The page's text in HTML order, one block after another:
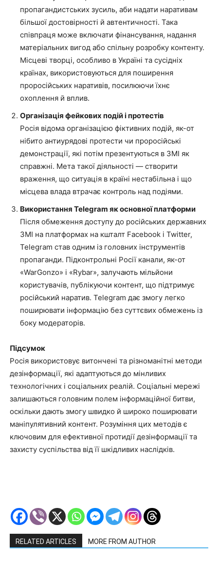
пропагандистських зусиль, аби надати наративам
більшої достовірності й автентичності. Така
співпраця може включати фінансування, надання
матеріальних вигод або спільну розробку контенту.
Місцеві творці, особливо в Україні та сусідніх
країнах, використовуються для поширення
проросійських наративів, посилюючи їхнє
охоплення й вплив.
Організація фейкових подій і протестів
Росія відома організацією фіктивних подій, як-от
нібито антиурядові протести чи проросійські
демонстрації, які потім презентуються в ЗМІ як
справжні. Мета такої діяльності — створити
враження, що ситуація в країні нестабільна і що
місцева влада втрачає контроль над подіями.
Використання Telegram як основної платформи
Після обмеження доступу до російських державних
ЗМІ на платформах на кшталт Facebook і Twitter,
Telegram став одним із головних інструментів
пропаганди. Підконтрольні Росії канали, як-от
«WarGonzo» і «Rybar», залучають мільйони
користувачів, публікуючи контент, що підтримує
російський наратив. Telegram дає змогу легко
поширювати інформацію без суттєвих обмежень із
боку модераторів.
Підсумок
Росія використовує витончені та різноманітні методи
дезінформації, які адаптуються до мінливих
технологічних і соціальних реалій. Соціальні мережі
залишаються головним полем інформаційної битви,
оскільки дають змогу швидко й широко поширювати
маніпулятивний контент. Розуміння цих методів є
ключовим для ефективної протидії дезінформації та
захисту суспільства від її шкідливих наслідків.
RELATED ARTICLES MORE FROM AUTHOR